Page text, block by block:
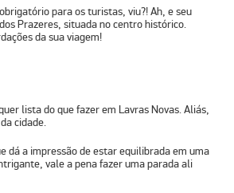
para os turistas, viu?! Ah, e seu
Prazeres, situada no centro histórico.
da sua viagem!
lista do que fazer em Lavras Novas. Aliás,
cidade.
dá a impressão de estar equilibrada em uma
vale a pena fazer uma parada ali